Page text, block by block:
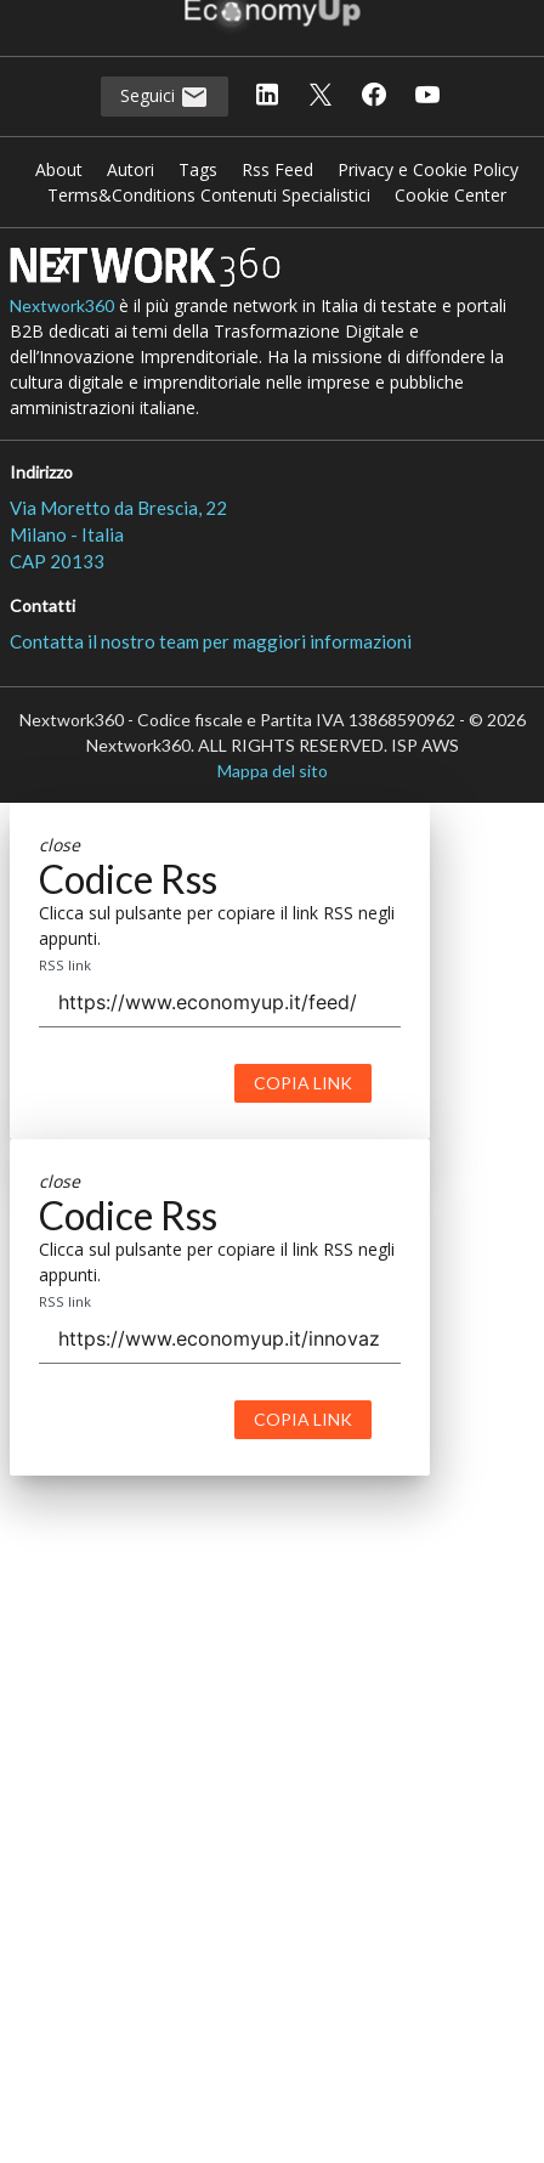
Seguici
About Autori Tags Rss Feed
Privacy e Cookie Policy
Terms&Conditions Contenuti Specialistici
Cookie Center
Nextwork360è il più grande network in Italia di testate e portali
B2B dedicati ai temi della Trasformazione Digitale e
dell’Innovazione Imprenditoriale. Ha la missione di diffondere la
cultura digitale e imprenditoriale nelle imprese e pubbliche
amministrazioni italiane.
Indirizzo
Via Moretto da Brescia, 22
Milano - Italia
CAP 20133
Contatti
Contatta il nostro team per maggiori informazioni
Nextwork360 - Codice fiscale e Partita IVA 13868590962 - © 2026
Nextwork360. ALL RIGHTS RESERVED. ISP AWS
Mappa del sito
close
Codice Rss
Clicca sul pulsante per copiare il link RSS negli
appunti.
RSS link
COPIA LINK
close
Codice Rss
Clicca sul pulsante per copiare il link RSS negli
appunti.
RSS link
COPIA LINK